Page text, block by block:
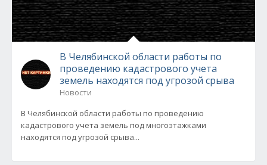
В Челябинской области работы по
проведению кадастрового учета
земель находятся под угрозой срыва
Новости
В Челябинской области работы по проведению
кадастрового учета земель под многоэтажками
находятся под угрозой срыва...